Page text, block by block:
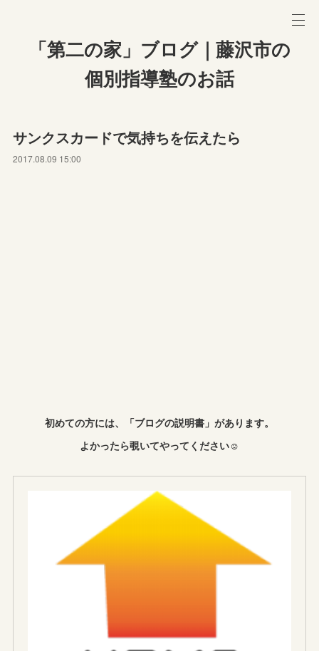
「第二の家」ブログ｜藤沢市の
個別指導塾のお話
サンクスカードで気持ちを伝えたら
2017.08.09 15:00
初めての方には、「ブログの説明書」があります。
よかったら覗いてやってください☺︎